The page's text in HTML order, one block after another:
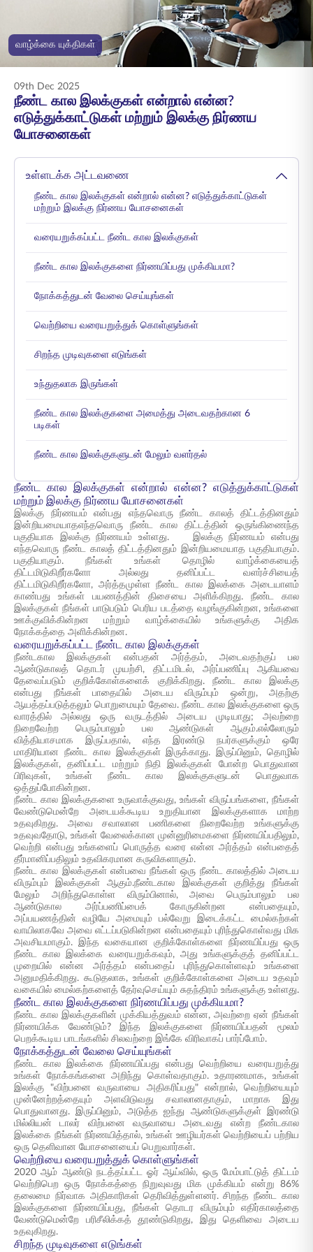
ஆன்லைனில் வாங்குங்கள் பிரீமியம் செலுத்துங்கள்
வாழ்க்கை யுக்திகள்
09th Dec 2025
நீண்ட கால இலக்குகள் என்றால் என்ன?
எடுத்துக்காட்டுகள் மற்றும் இலக்கு நிர்ணய
யோசனைகள்
உள்ளடக்க அட்டவணை
நீண்ட கால இலக்குகள் என்றால் என்ன? எடுத்துக்காட்டுகள்
மற்றும் இலக்கு நிர்ணய யோசனைகள்
வரையறுக்கப்பட்ட நீண்ட கால இலக்குகள்
நீண்ட கால இலக்குகளை நிர்ணயிப்பது முக்கியமா?
நோக்கத்துடன் வேலை செய்யுங்கள்
வெற்றியை வரையறுத்துக் கொள்ளுங்கள்
சிறந்த முடிவுகளை எடுங்கள்
உந்துதலாக இருங்கள்
நீண்ட கால இலக்குகளை அமைத்து அடைவதற்கான 6
படிகள்
நீண்ட கால இலக்குகளுடன் மேலும் வளர்தல்
நீண்ட கால இலக்குகள் என்றால் என்ன? எடுத்துக்காட்டுகள்
மற்றும் இலக்கு நிர்ணய யோசனைகள்
இலக்கு நிர்ணயம் என்பது எந்தவொரு நீண்ட காலத் திட்டத்தினதும்
இன்றியமையாதஎந்தவொரு நீண்ட கால திட்டத்தின் ஒருங்கிணைந்த
பகுதியாக இலக்கு நிர்ணயம் உள்ளது. இலக்கு நிர்ணயம் என்பது
எந்தவொரு நீண்ட காலத் திட்டத்தினதும் இன்றியமையாத பகுதியாகும்.
பகுதியாகும். நீங்கள் உங்கள் தொழில் வாழ்க்கையைத்
திட்டமிடுகிறீர்களோ அல்லது தனிப்பட்ட வளர்ச்சியைத்
திட்டமிடுகிறீர்களோ, அர்த்தமுள்ள நீண்ட கால இலக்கை அடையாளம்
காண்பது உங்கள் பயணத்தின் திசையை அளிக்கிறது. நீண்ட கால
இலக்குகள் நீங்கள் பாடுபடும் பெரிய படத்தை வழங்குகின்றன, உங்களை
ஊக்குவிக்கின்றன மற்றும் வாழ்க்கையில் உங்களுக்கு அதிக
நோக்கத்தை அளிக்கின்றன.
வரையறுக்கப்பட்ட நீண்ட கால இலக்குகள்
நீண்டகால இலக்குகள் என்பதன் அர்த்தம், அடைவதற்குப் பல
ஆண்டுகாலத் தொடர் முயற்சி, திட்டமிடல், அர்ப்பணிப்பு ஆகியவை
தேவைப்படும் குறிக்கோள்களைக் குறிக்கிறது. நீண்ட கால இலக்கு
என்பது நீங்கள் பாதையில் அடைய விரும்பும் ஒன்று, அதற்கு
ஆயத்தப்படுத்தலும் பொறுமையும் தேவை. நீண்ட கால இலக்குகளை ஒரு
வாரத்தில் அல்லது ஒரு வருடத்தில் அடைய முடியாது; அவற்றை
நிறைவேற்ற பெரும்பாலும் பல ஆண்டுகள் ஆகும்.எல்லோரும்
வித்தியாசமாக இருப்பதால், எந்த இரண்டு நபர்களுக்கும் ஒரே
மாதிரியான நீண்ட கால இலக்குகள் இருக்காது. இருப்பினும், தொழில்
இலக்குகள், தனிப்பட்ட மற்றும் நிதி இலக்குகள் போன்ற பொதுவான
பிரிவுகள், உங்கள் நீண்ட கால இலக்குகளுடன் பொதுவாக
ஒத்துப்போகின்றன.
நீண்ட கால இலக்குகளை உருவாக்குவது, உங்கள் விருப்பங்களை, நீங்கள்
வேண்டுமென்றே அடையக்கூடிய உறுதியான இலக்குகளாக மாற்ற
உதவுகிறது. அவை சவாலான பணிகளை நிறைவேற்ற உங்களுக்கு
உதவுவதோடு, உங்கள் வேலைக்கான முன்னுரிமைகளை நிர்ணயிப்பதிலும்,
வெற்றி என்பது உங்களைப் பொருத்த வரை என்ன அர்த்தம் என்பதைத்
தீர்மானிப்பதிலும் உதவிகரமான கருவிகளாகும்.
நீண்ட கால இலக்குகள் என்பவை நீங்கள் ஒரு நீண்ட காலத்தில் அடைய
விரும்பும் இலக்குகள் ஆகும்.நீண்டகால இலக்குகள் குறித்து நீங்கள்
மேலும் அறிந்துகொள்ள விரும்பினால், அவை பெரும்பாலும் பல
ஆண்டுகால அர்ப்பணிப்பைக் கோருகின்றன என்பதையும்,
அப்பயணத்தின் வழியே அமையும் பல்வேறு இடைக்கட்ட மைல்கற்கள்
வாயிலாகவே அவை எட்டப்படுகின்றன என்பதையும் புரிந்துகொள்வது மிக
அவசியமாகும். இந்த வகையான குறிக்கோள்களை நிர்ணயிப்பது ஒரு
நீண்ட கால இலக்கை வரையறுக்கவும், அது உங்களுக்குத் தனிப்பட்ட
முறையில் என்ன அர்த்தம் என்பதைப் புரிந்துகொள்ளவும் உங்களை
அனுமதிக்கிறது. கூடுதலாக, உங்கள் குறிக்கோள்களை அடைய உதவும்
வகையில் மைல்கற்களைத் தேர்வுசெய்யும் சுதந்திரம் உங்களுக்கு உள்ளது.
நீண்ட கால இலக்குகளை நிர்ணயிப்பது முக்கியமா?
நீண்ட கால இலக்குகளின் முக்கியத்துவம் என்ன, அவற்றை ஏன் நீங்கள்
நிர்ணயிக்க வேண்டும்? இந்த இலக்குகளை நிர்ணயிப்பதன் மூலம்
பெறக்கூடிய பாடங்களில் சிலவற்றை இங்கே விரிவாகப் பார்ப்போம்.
நோக்கத்துடன் வேலை செய்யுங்கள்
நீண்ட கால இலக்கை நிர்ணயிப்பது என்பது வெற்றியை வரையறுத்து
உங்கள் நோக்கங்களை அறிந்து கொள்வதாகும். உதாரணமாக, உங்கள்
இலக்கு "விற்பனை வருவாயை அதிகரிப்பது" என்றால், வெற்றியையும்
முன்னேற்றத்தையும் அளவிடுவது சவாலானதாகும், மாறாக இது
பொதுவானது. இருப்பினும், அடுத்த ஐந்து ஆண்டுகளுக்குள் இரண்டு
மில்லியன் டாலர் விற்பனை வருவாயை அடைவது என்ற நீண்டகால
இலக்கை நீங்கள் நிர்ணயித்தால், உங்கள் ஊழியர்கள் வெற்றியைப் பற்றிய
ஒரு தெளிவான யோசனையைப் பெறுவார்கள்.
வெற்றியை வரையறுத்துக் கொள்ளுங்கள்
2020 ஆம் ஆண்டு நடத்தப்பட்ட ஓர் ஆய்வில், ஒரு மேம்பாட்டுத் திட்டம்
வெற்றிபெற ஒரு நோக்கத்தை நிறுவுவது மிக முக்கியம் என்று 86%
தலைமை நிர்வாக அதிகாரிகள் தெரிவித்துள்ளனர். சிறந்த நீண்ட கால
இலக்குகளை நிர்ணயிப்பது, நீங்கள் தொடர விரும்பும் எதிர்காலத்தை
வேண்டுமென்றே பரிசீலிக்கத் தூண்டுகிறது, இது தெளிவை அடைய
உதவுகிறது.
சிறந்த முடிவுகளை எடுங்கள்